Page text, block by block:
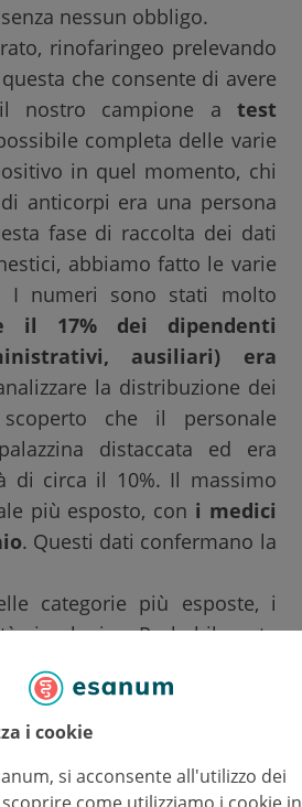
i cookie
si acconsente all'utilizzo dei
nessun obbligo.
rinofaringeo prelevando
che consente di avere
nostro campione a test
completa delle varie
in quel momento, chi
anticorpi era una persona
fase di raccolta dei dati
abbiamo fatto le varie
I numeri sono stati molto
il 17% dei dipendenti
ausiliari) era
la distribuzione dei
che il personale
distaccata ed era
di circa il 10%. Il massimo
più esposto, con i medici
. Questi dati confermano la
categorie più esposte, i
sierologica. Probabilmente
porta ad una maggiore
che questa emergenza
dell’importanza
punto di vista, i medici